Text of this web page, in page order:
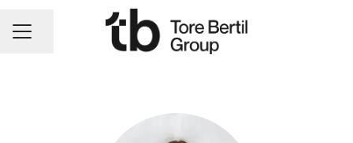
KARRIÄRMENY
Dela sidan